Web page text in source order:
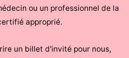
ou un professionnel de la
approprié.
un billet d'invité pour nous,